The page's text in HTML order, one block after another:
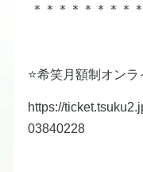
＊＊＊＊＊＊＊＊
⭐️希笑月額制オン
https://
03840228